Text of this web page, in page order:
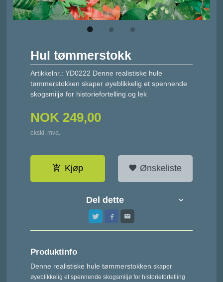
Hul tømmerstokk
Artikkelnr.: YD0222 Denne realistiske hule
tømmerstokken skaper øyeblikkelig et spennende
skogsmiljø for historiefortelling og lek
NOK 249,00
ekskl. mva.
Kjøp Ønskeliste
Del dette
Produktinfo
Denne realistiske hule tømmerstokkenskaper
øyeblikkelig et spennende skogsmiljø for historiefortelling